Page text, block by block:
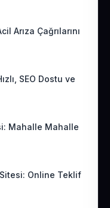
Arıza Çağrılarını
SEO Dostu ve
Mahalle Mahalle
Online Teklif